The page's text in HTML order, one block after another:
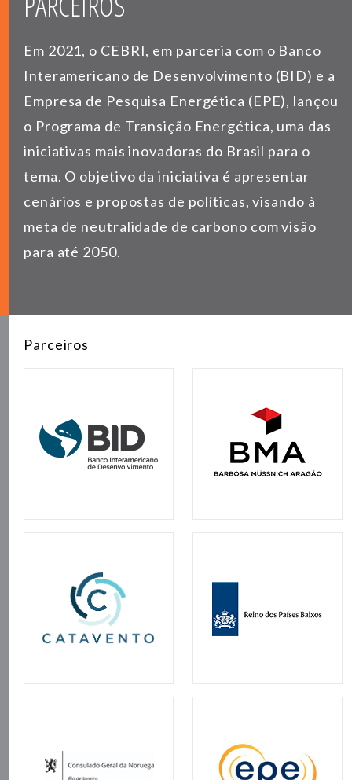
Em 2021, o CEBRI, em parceria com o Banco
Interamericano de Desenvolvimento (BID) e a
Empresa de Pesquisa Energética (EPE), lançou
o Programa de Transição Energética, uma das
iniciativas mais inovadoras do Brasil para o
tema. O objetivo da iniciativa é apresentar
cenários e propostas de políticas, visando à
meta de neutralidade de carbono com visão
para até 2050.
Parceiros